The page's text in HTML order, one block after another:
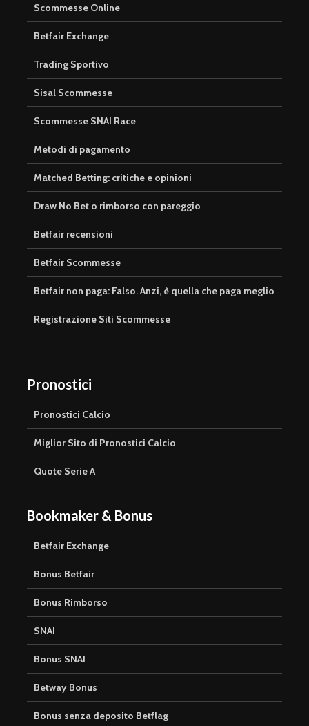
Scommesse Online
Betfair Exchange
Trading Sportivo
Sisal Scommesse
Scommesse SNAI Race
Metodi di pagamento
Matched Betting: critiche e opinioni
Draw No Bet o rimborso con pareggio
Betfair recensioni
Betfair Scommesse
Betfair non paga: Falso. Anzi, è quella che paga meglio
Registrazione Siti Scommesse
Pronostici
Pronostici Calcio
Miglior Sito di Pronostici Calcio
Quote Serie A
Bookmaker & Bonus
Betfair Exchange
Bonus Betfair
Bonus Rimborso
SNAI
Bonus SNAI
Betway Bonus
Bonus senza deposito Betflag